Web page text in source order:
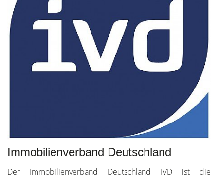
Immobilienverband Deutschland
Der Immobilienverband Deutschland IVD ist die